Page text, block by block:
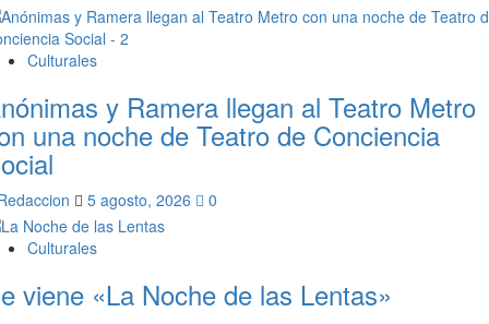
Culturales
y Ramera llegan al Teatro Metro
una noche de Teatro de Conciencia
5 agosto, 2026 0
Culturales
viene «La Noche de las Lentas»